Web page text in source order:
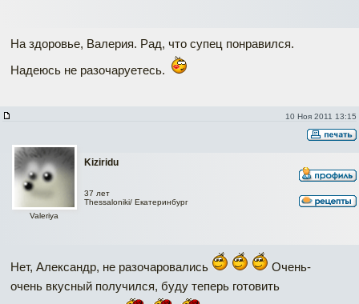
На здоровье, Валерия. Рад, что супец понравился.
Надеюсь не разочаруетесь.
10 Ноя 2011 13:15
Kiziridu
Valeriya
37 лет
Thessaloniki/ Екатеринбург
Нет, Александр, не разочаровались
Очень-
очень вкусный получился, буду теперь готовить